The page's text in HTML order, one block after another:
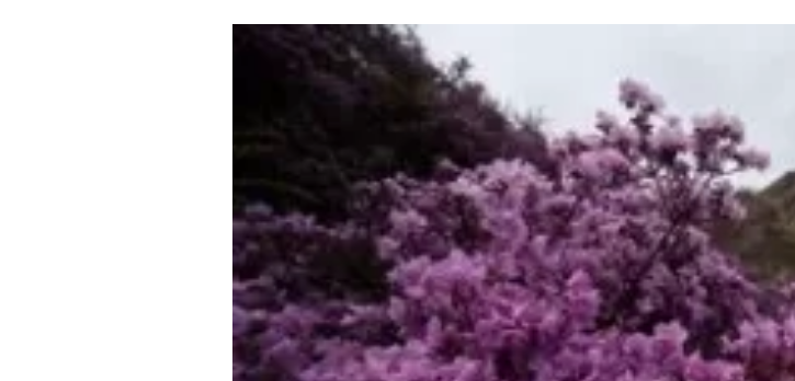
Карта
Новости
Что привезти (сувениры)
Другие рубрики